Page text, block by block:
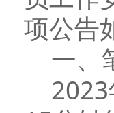
项公告
一、
2023